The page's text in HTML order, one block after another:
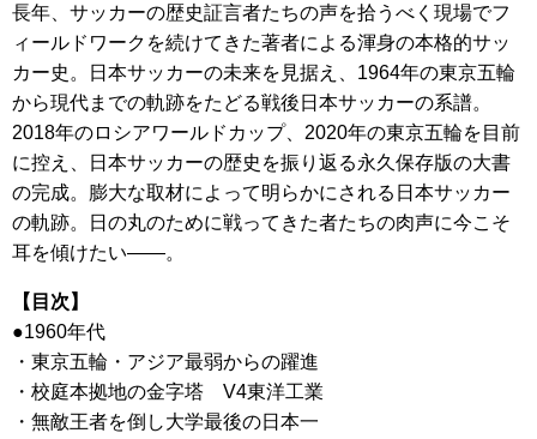
長年、サッカーの歴史証言者たちの声を拾うべく現場でフ
ィールドワークを続けてきた著者による渾身の本格的サッ
カー史。日本サッカーの未来を見据え、1964年の東京五輪
から現代までの軌跡をたどる戦後日本サッカーの系譜。
2018年のロシアワールドカップ、2020年の東京五輪を目前
に控え、日本サッカーの歴史を振り返る永久保存版の大書
の完成。膨大な取材によって明らかにされる日本サッカー
の軌跡。日の丸のために戦ってきた者たちの肉声に今こそ
耳を傾けたい——。
【目次】
●1960年代
・東京五輪・アジア最弱からの躍進
・校庭本拠地の金字塔 V4東洋工業
・無敵王者を倒し大学最後の日本一